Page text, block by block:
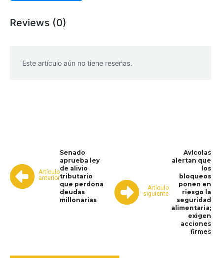
Reviews (0)
Este artículo aún no tiene reseñas.
Artículo
anterior
Senado
aprueba ley
de alivio
tributario
que perdona
deudas
millonarias
Artículo
siguiente
Avícolas
alertan que
los
bloqueos
ponen en
riesgo la
seguridad
alimentaria;
exigen
acciones
firmes